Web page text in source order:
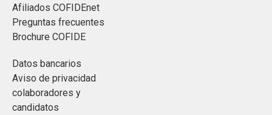
Afiliados COFIDEnet
Preguntas frecuentes
Brochure COFIDE
Datos bancarios
Aviso de privacidad
colaboradores y
candidatos